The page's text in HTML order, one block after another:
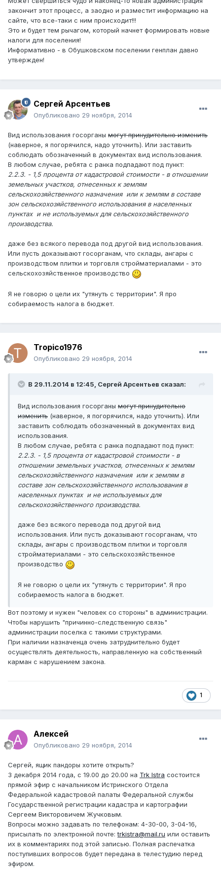
закончит этот процесс, а заодно и разместит информацию на
сайте, что все-таки с ним происходит!!!
Это и будет тем рычагом, который начнет формировать новые
налоги для поселения!
Информативно - в Обушковском поселении генплан давно
утвержден!
Сергей Арсентьев
Опубликовано 29 ноября, 2014
Вид использования госорганы могут принудительно изменить
(наверное, я погорячился, надо уточнить). Или заставить
соблюдать обозначенный в документах вид использования.
В любом случае, ребята с ранка подпадают под пункт:
2.2.3. - 1,5 процента от кадастровой стоимости - в отношении
земельных участков, отнесенных к землям
сельскохозяйственного назначения или к землям в составе
зон сельскохозяйственного использования в населенных
пунктах и не используемых для сельскохозяйственного
производства.
даже без всякого перевода под другой вид использования.
Или пусть доказывают госорганам, что склады, ангары с
производством плитки и торговля стройматериалами - это
сельскохозяйственное производство
Я не говорю о цели их "утянуть с территории". Я про
собираемость налога в бюджет.
Tropico1976
Опубликовано 29 ноября, 2014
В 29.11.2014 в 12:45, Сергей Арсентьев сказал:
Вид использования госорганы могут принудительно
изменить (наверное, я погорячился, надо уточнить). Или
заставить соблюдать обозначенный в документах вид
использования.
В любом случае, ребята с ранка подпадают под пункт:
2.2.3. - 1,5 процента от кадастровой стоимости - в
отношении земельных участков, отнесенных к землям
сельскохозяйственного назначения или к землям в
составе зон сельскохозяйственного использования в
населенных пунктах и не используемых для
сельскохозяйственного производства.
даже без всякого перевода под другой вид
использования. Или пусть доказывают госорганам, что
склады, ангары с производством плитки и торговля
стройматериалами - это сельскохозяйственное
производство
Я не говорю о цели их "утянуть с территории". Я про
собираемость налога в бюджет.
Вот поэтому и нужен "человек со стороны" в администрации.
Чтобы нарушить "причинно-следственную связь"
администрации поселка с такими структурами.
При наличии назначенца очень затруднительно будет
осуществлять деятельность, направленную на собственный
карман с нарушением закона.
1
Алексей
Опубликовано 29 ноября, 2014
Сергей, ящик пандоры хотите открыть?
3 декабря 2014 года, с 19.00 до 20.00 на Trk Istra состоится
прямой эфир с начальником Истринского Отдела
Федеральной кадастровой палаты Федеральной службы
Государственной регистрации кадастра и картографии
Сергеем Викторовичем Жучковым.
Вопросы можно задавать по телефонам: 4-30-00, 3-04-16,
присылать по электронной почте:trkistra@mail.ru или оставить
их в комментариях под этой записью. Полная распечатка
поступивших вопросов будет передана в телестудию перед
эфиром.